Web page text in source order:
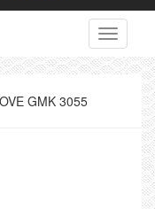
Toggle
GMK 3055